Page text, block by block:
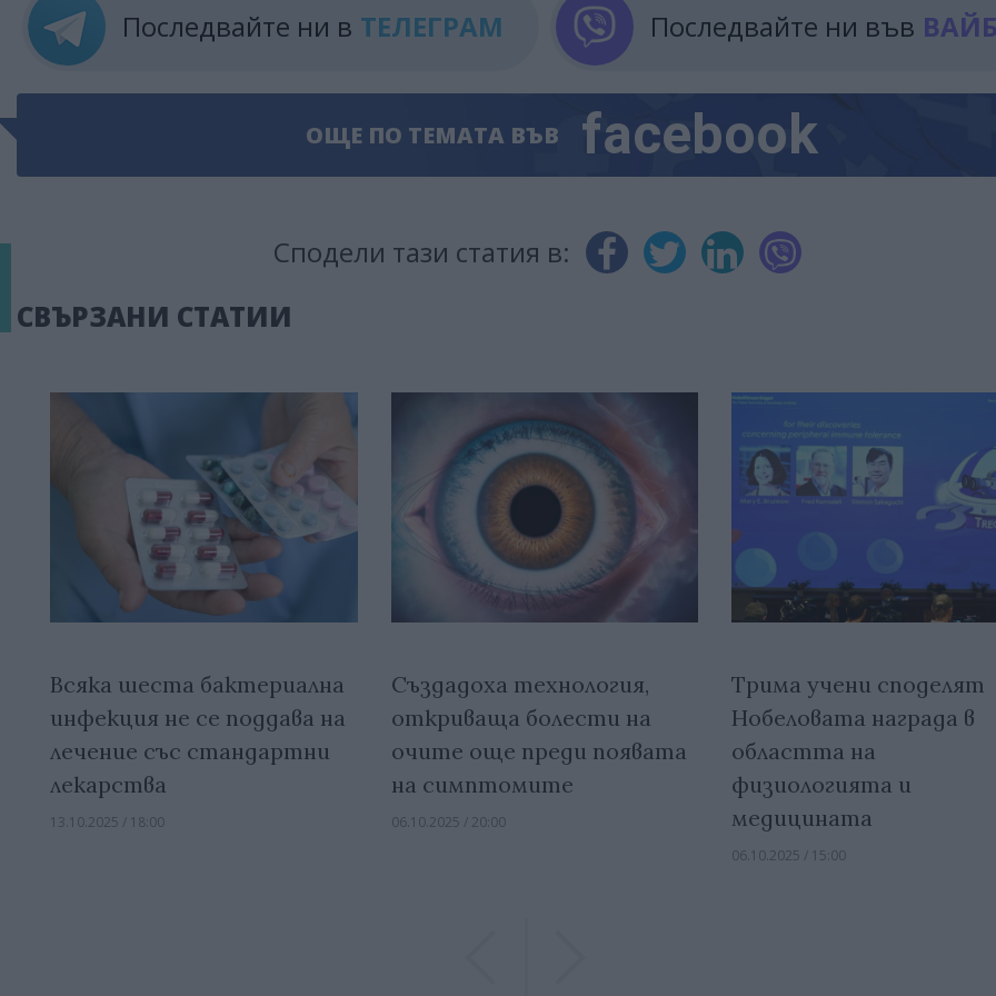
Последвайте ни в ТЕЛЕГРАМ Последвайте ни във
ОЩЕ ПО ТЕМАТА ВЪВ facebook
Сподели тази статия в:
СВЪРЗАНИ СТАТИИ
Всяка шеста бактериална
инфекция не се поддава на
лечение със стандартни
лекарства
13.10.2025 / 18:00
Създадоха технология,
откриваща болести на
очите още преди появата
на симптомите
06.10.2025 / 20:00
Трима учени споделят
Нобеловата награда в
областта на
физиологията и
медицината
06.10.2025 / 15:00